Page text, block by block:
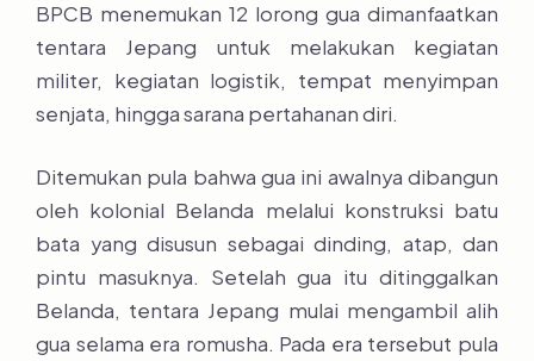
BPCB menemukan 12 lorong gua dimanfaatkan
tentara Jepang untuk melakukan kegiatan
militer, kegiatan logistik, tempat menyimpan
senjata, hingga sarana pertahanan diri.
Ditemukan pula bahwa gua ini awalnya dibangun
oleh kolonial Belanda melalui konstruksi batu
bata yang disusun sebagai dinding, atap, dan
pintu masuknya. Setelah gua itu ditinggalkan
Belanda, tentara Jepang mulai mengambil alih
gua selama era romusha. Pada era tersebut pula